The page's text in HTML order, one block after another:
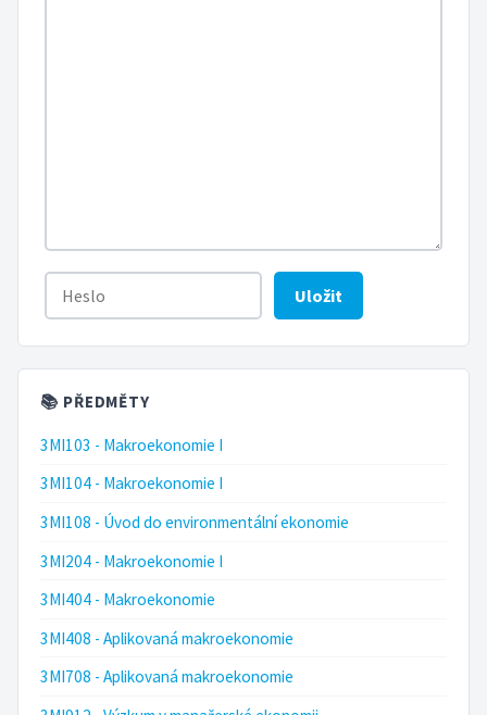
Uložit
📚 PŘEDMĚTY
3MI103 - Makroekonomie I
3MI104 - Makroekonomie I
3MI108 - Úvod do environmentální ekonomie
3MI204 - Makroekonomie I
3MI404 - Makroekonomie
3MI408 - Aplikovaná makroekonomie
3MI708 - Aplikovaná makroekonomie